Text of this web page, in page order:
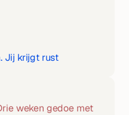
Jij krijgt rust
weken gedoe met